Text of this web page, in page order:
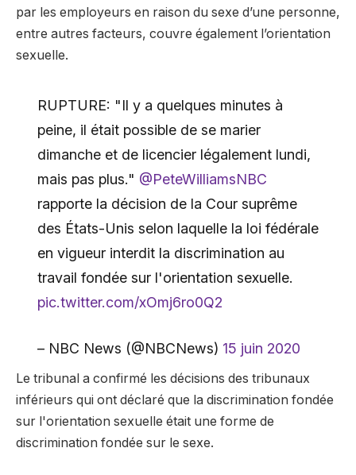
par les employeurs en raison du sexe d’une personne,
entre autres facteurs, couvre également l’orientation
sexuelle.
RUPTURE: "Il y a quelques minutes à
peine, il était possible de se marier
dimanche et de licencier légalement lundi,
mais pas plus." @PeteWilliamsNBC
rapporte la décision de la Cour suprême
des États-Unis selon laquelle la loi fédérale
en vigueur interdit la discrimination au
travail fondée sur l'orientation sexuelle.
pic.twitter.com/xOmj6ro0Q2
– NBC News (@NBCNews) 15 juin 2020
Le tribunal a confirmé les décisions des tribunaux
inférieurs qui ont déclaré que la discrimination fondée
sur l'orientation sexuelle était une forme de
discrimination fondée sur le sexe.